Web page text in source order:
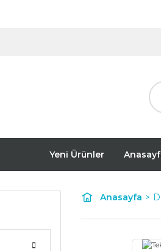
Yeni Ürünler
Anasayfa